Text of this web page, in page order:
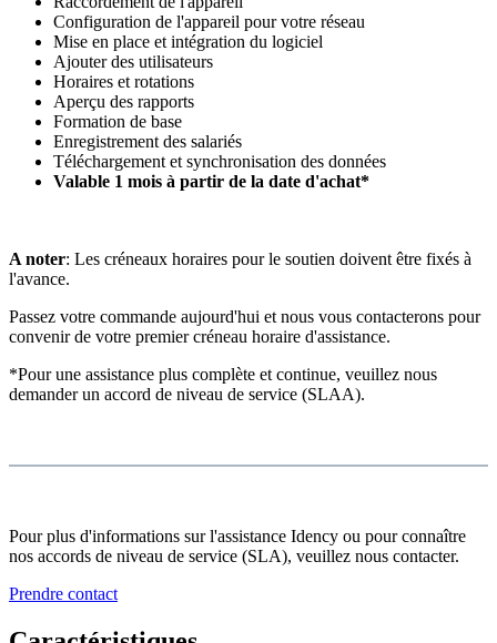
Configuration de l'appareil pour votre réseau
Mise en place et intégration du logiciel
Ajouter des utilisateurs
Horaires et rotations
Aperçu des rapports
Formation de base
Enregistrement des salariés
Téléchargement et synchronisation des données
Valable 1 mois à partir de la date d'achat*
A noter: Les créneaux horaires pour le soutien doivent être fixés à
l'avance.
Passez votre commande aujourd'hui et nous vous contacterons pour
convenir de votre premier créneau horaire d'assistance.
*Pour une assistance plus complète et continue, veuillez nous
demander un accord de niveau de service (SLAA).
Pour plus d'informations sur l'assistance Idency ou pour connaître
nos accords de niveau de service (SLA), veuillez nous contacter.
Prendre contact